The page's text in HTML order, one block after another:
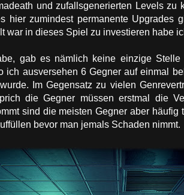
und zufallsgenerierten Levels
hier zumindest permanente Upgrades
war in dieses Spiel zu investieren habe
gab es nämlich keine einzige
ich ausversehen 6 Gegner auf einmal
Im Gegensatz zu vielen
die Gegner müssen erstmal die
sind die meisten Gegner aber
bevor man jemals Schaden nimmt.